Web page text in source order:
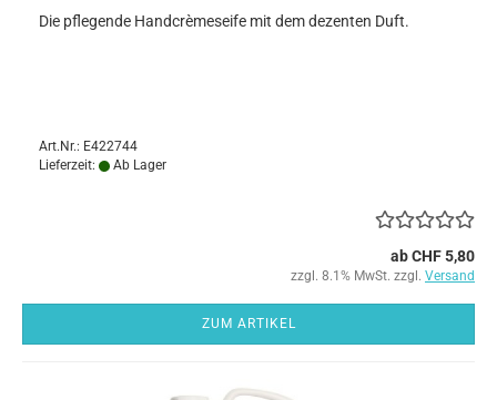
Die pflegende Handcrèmeseife mit dem dezenten Duft.
Art.Nr.: E422744
Lieferzeit:
Ab Lager
ab CHF 5,80
zzgl. 8.1% MwSt. zzgl. Versand
ZUM ARTIKEL